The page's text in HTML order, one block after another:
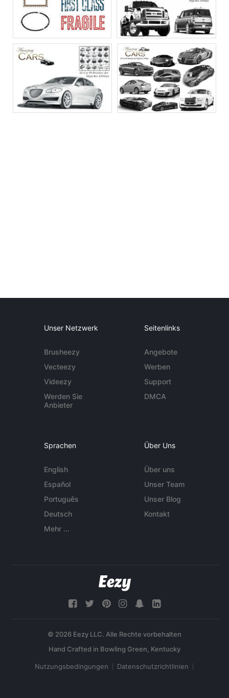
Unser Netzwerk
Brusheezy
Vecteezy
Videezy
Werden Sie
Anbieter
Seitenlinks
Angebote
Werben
Support
DMCA
Sprachen
English
Español
Português
Deutsch
Mehr ...
Über Uns
Über uns
Unser Team
Unser Blog
Kontakt
© 2026 Eezy LLC. Alle Rechte vorbehalten
Nutzungsbedingungen Datenschutzrichtlinien